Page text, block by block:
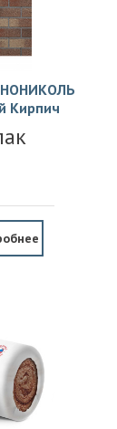
Кирпич